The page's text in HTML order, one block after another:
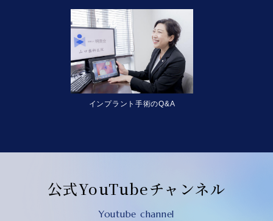
インプラント手術のQ&A
公式YouTubeチャンネル
Youtube channel